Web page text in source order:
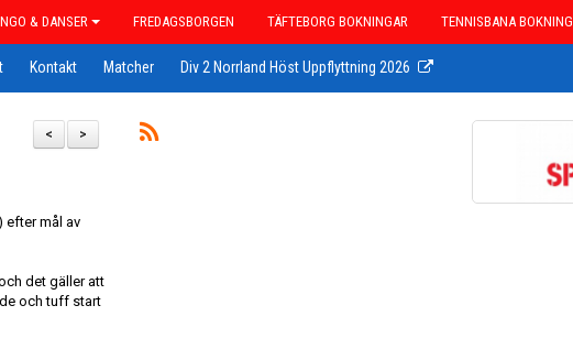
& DANSER FREDAGSBORGEN TÄFTEBORG BOKNINGAR TENNISBANA BOKNING
Kontakt Matcher Div 2 Norrland Höst Uppflyttning 2026
>
<
efter mål av
det gäller att
och tuff start